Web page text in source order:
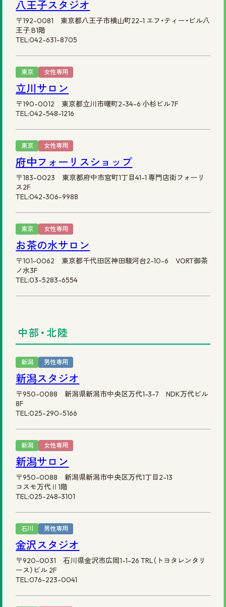
八王子スタジオ
〒192-0081 東京都八王子市横山町22-1 エフ・ティー・ビル八
王子 B1階
TEL:042-631-8705
東京 女性専用
立川サロン
〒190-0012 東京都立川市曙町2-34-6 小杉ビル7F
TEL:042-548-1216
東京 女性専用
府中フォーリスショップ
〒183-0023 東京都府中市宮町1丁目41-1 専門店街フォーリ
ス2F
TEL:042-306-9988
東京 女性専用
お茶の水サロン
〒101-0062 東京都千代田区神田駿河台2-10-6 VORT御茶
ノ水3F
TEL:03-5283-6554
中部・北陸
新潟 男性専用
新潟スタジオ
〒950-0088 新潟県新潟市中央区万代1-3-7 NDK万代ビル
8F
TEL:025-290-5166
新潟 女性専用
新潟サロン
〒950-0088 新潟県新潟市中央区万代1丁目2-13
コスモ万代Ⅱ1階
TEL:025-248-3101
石川 男性専用
金沢スタジオ
〒920-0031 石川県金沢市広岡1-1-26 TRL（トヨタレンタリ
ース）ビル 2F
TEL:076-223-0041